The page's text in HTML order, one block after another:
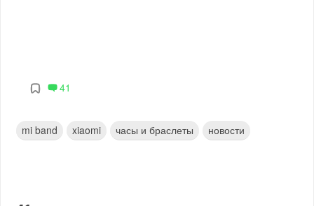
41
mi band xiaomi часы и браслеты новости